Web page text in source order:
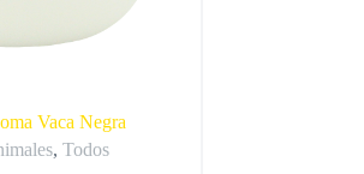
Vaca Negra
, Todos